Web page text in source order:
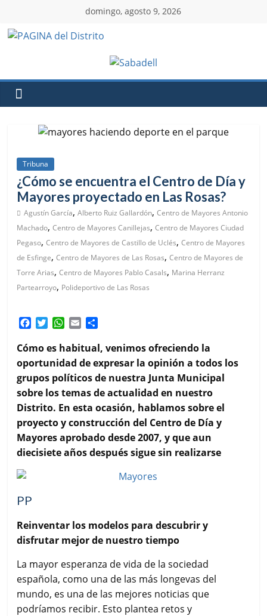
domingo, agosto 9, 2026
Tribuna
¿Cómo se encuentra el Centro de Día y
Mayores proyectado en Las Rosas?
Agustín García,Alberto Ruiz Gallardón,Centro de Mayores Antonio
Machado,Centro de Mayores Canillejas,Centro de Mayores Ciudad
Pegaso,Centro de Mayores de Castillo de Uclés,Centro de Mayores
de Esfinge,Centro de Mayores de Las Rosas,Centro de Mayores de
Torre Arias,Centro de Mayores Pablo Casals, Marina Herranz
Partearroyo, Polideportivo de Las Rosas
c
e
b
o
o
k
i
t
t
e
r
W
a
t
s
A
p
p
a
i
l
m
p
a
r
t
i
r
Cómo es habitual, venimos ofreciendo la
oportunidad de expresar la opinión a todos los
grupos políticos de nuestra Junta Municipal
sobre los temas de actualidad en nuestro
Distrito. En esta ocasión, hablamos sobre el
proyecto y construcción del Centro de Día y
Mayores aprobado desde 2007, y que aun
diecisiete años después sigue sin realizarse
PP
Reinventar los modelos para descubrir y
disfrutar mejor de nuestro tiempo
La mayor esperanza de vida de la sociedad
española, como una de las más longevas del
mundo, es una de las mejores noticias que
podríamos recibir. Esto plantea retos y